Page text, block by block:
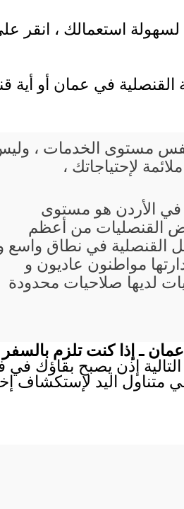
استعمالك ، انقر
القنصلية في عمان أو
نفس مستوى الخدمات ،
لإحتياجاتك ،
في الأردن هو مستوى
القنصليات من أعظم
القنصلية في نطاق واسع
مواطنون عاديون و
لديها صلاحيات محدودة
ـ إذا كنت تلزم بالسفر
التالية إذن يصبح بقاؤك
متناول اليد لإستكشاف